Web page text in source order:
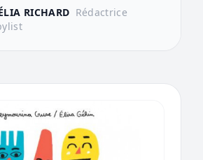
RICHARD Rédactrice